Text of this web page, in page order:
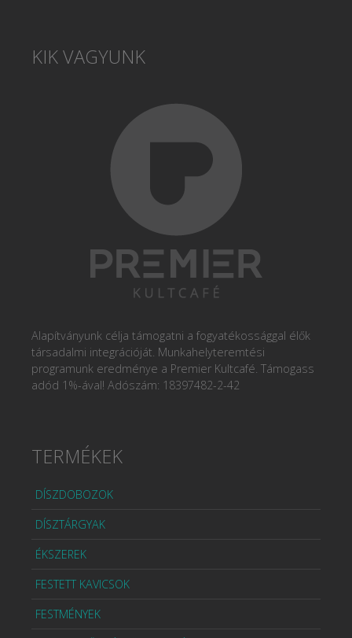
KIK VAGYUNK
Alapítványunk célja támogatni a fogyatékossággal élők
társadalmi integrációját. Munkahelyteremtési
programunk eredménye a Premier Kultcafé. Támogass
adód 1%-ával! Adószám: 18397482-2-42
TERMÉKEK
DÍSZDOBOZOK
DÍSZTÁRGYAK
ÉKSZEREK
FESTETT KAVICSOK
FESTMÉNYEK